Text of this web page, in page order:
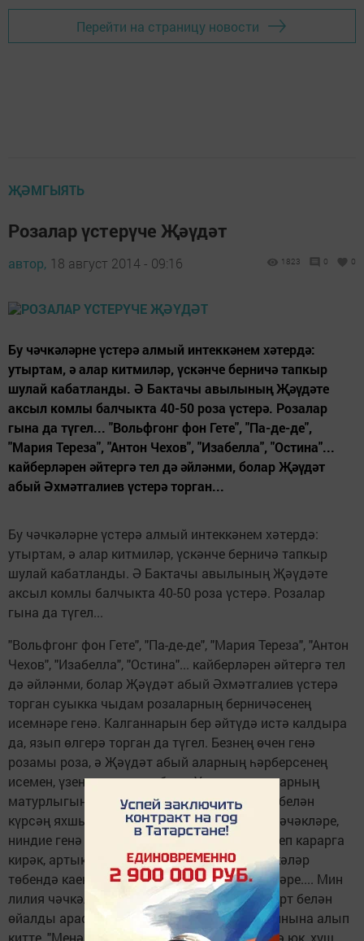
Перейти на страницу новости
ҖӘМГЫЯТЬ
Розалар үстерүче Җәүдәт
автор, 18 август 2014 - 09:16 1823 0 0
Бу чәчкәләрне үстерә алмый интеккәнем хәтердә:
утыртам, ә алар китмиләр, үскәнче берничә тапкыр
шулай кабатланды. Ә Бактачы авылының Җәүдәте
аксыл комлы балчыкта 40-50 роза үстерә. Розалар
гына да түгел... "Вольфгонг фон Гете", "Па-де-де",
"Мария Тереза", "Антон Чехов", "Изабелла", "Остина"...
кайберләрен әйтергә тел дә әйләнми, болар Җәүдәт
абый Әхмәтгалиев үстерә торган...
Бу чәчкәләрне үстерә алмый интеккәнем хәтердә:
утыртам, ә алар китмиләр, үскәнче берничә тапкыр
шулай кабатланды. Ә Бактачы авылының Җәүдәте
аксыл комлы балчыкта 40-50 роза үстерә. Розалар
гына да түгел...
"Вольфгонг фон Гете", "Па-де-де", "Мария Тереза", "Антон
Чехов", "Изабелла", "Остина"... кайберләрен әйтергә тел
дә әйләнми, болар Җәүдәт абый Әхмәтгалиев үстерә
торган суыкка чыдам розаларның берничәсенең
исемнәре генә. Калганнарын бер әйтүдә истә калдыра
да, язып өлгерә торган да түгел. Безнең өчен генә
розамы роза, ә Җәүдәт абый аларның һәрберсенең
исемен, үзенчәлекләрен белә. Үрмәле розаларның
матурлыгын, гомумән, бу бакчаны үз күзең белән
күрсәң яхшы. Өй каршында сортлы лилия чәчәкләре,
ниндие генә юк, кайберләрен күрү өчен үрелеп карарга
кирәк, артык якын килергә дә куркыта, чәчкәләр
төбендә каен, җир җиләкләре үсә; ә хуш исләре.... Мин
лилия чәчкәләрен исним, ә Җәүдәт абый йорт белән
өйалды арасындагы почмакта үскән роза янына алып